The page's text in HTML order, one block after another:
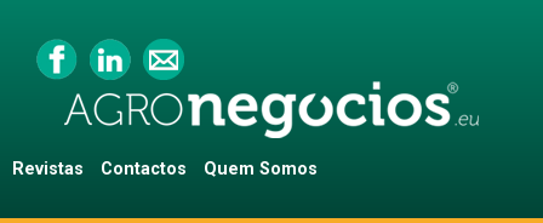
Revistas Contactos Quem Somos